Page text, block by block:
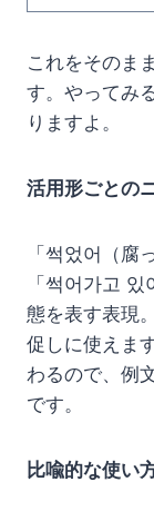
これをそのま
す。やってみ
りますよ。
活用形ごとの
「썩었어（腐
「썩어가고
態を表す表現
促しに使えま
わるので、例
です。
比喩的な使い